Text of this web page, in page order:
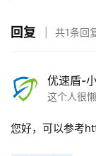
公
回复 共1条回
优速盾-
这个人很
您好，可以参考